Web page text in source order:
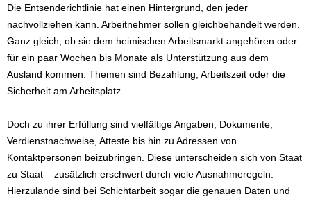
Die Entsenderichtlinie hat einen Hintergrund, den jeder
nachvollziehen kann. Arbeitnehmer sollen gleichbehandelt werden.
Ganz gleich, ob sie dem heimischen Arbeitsmarkt angehören oder
für ein paar Wochen bis Monate als Unterstützung aus dem
Ausland kommen. Themen sind Bezahlung, Arbeitszeit oder die
Sicherheit am Arbeitsplatz.
Doch zu ihrer Erfüllung sind vielfältige Angaben, Dokumente,
Verdienstnachweise, Atteste bis hin zu Adressen von
Kontaktpersonen beizubringen. Diese unterscheiden sich von Staat
zu Staat – zusätzlich erschwert durch viele Ausnahmeregeln.
Hierzulande sind bei Schichtarbeit sogar die genauen Daten und